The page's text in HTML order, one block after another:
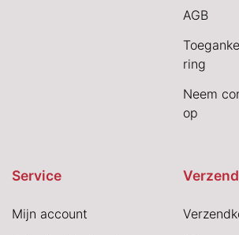
AGB
ring
Neem
op
Service
Mijn account